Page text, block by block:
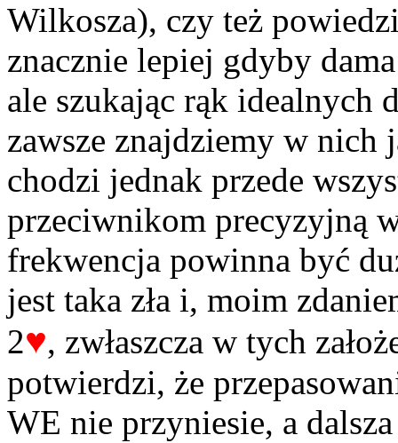
Wilkosza), czy też
znacznie lepiej gdyby
ale szukając rąk idealnych
zawsze znajdziemy w nich
chodzi jednak przede
przeciwnikom precyzyjną
frekwencja powinna być
jest taka zła i, moim
2♥, zwłaszcza w tych
potwierdzi, że
WE nie przyniesie, a